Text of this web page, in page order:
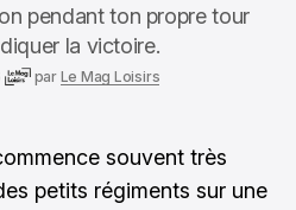
pendant ton propre tour
la victoire.
par Le Mag Loisirs
souvent très
petits régiments sur une